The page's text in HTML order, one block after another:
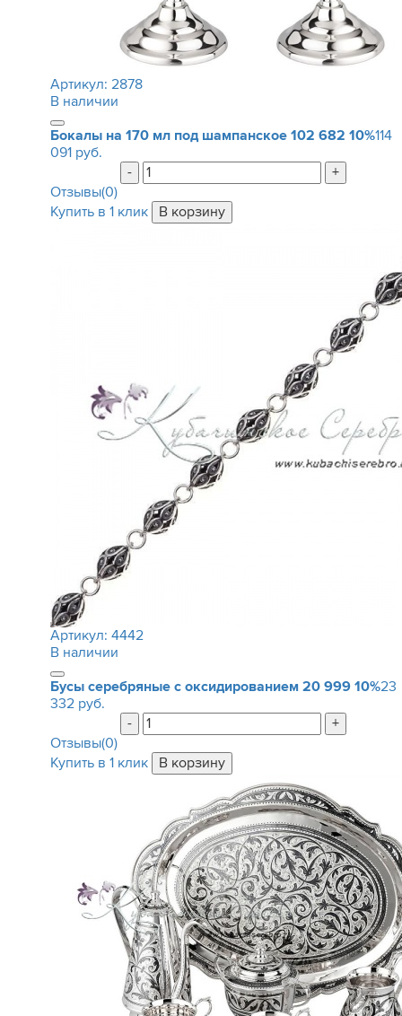
Артикул: 2878
В наличии
Бокалы на 170 мл под шампанское 102 682 10%114
091 руб.
-
+
Отзывы(0)
Купить в 1 клик
Артикул: 4442
В наличии
Бусы серебряные с оксидированием 20 999 10%23
332 руб.
-
+
Отзывы(0)
Купить в 1 клик